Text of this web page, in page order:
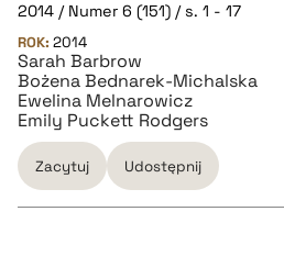
2014 / Numer 6 (151) / s. 1 - 17
ROK: 2014
Sarah Barbrow
Bożena Bednarek-Michalska
Ewelina Melnarowicz
Emily Puckett Rodgers
Zacytuj Udostępnij